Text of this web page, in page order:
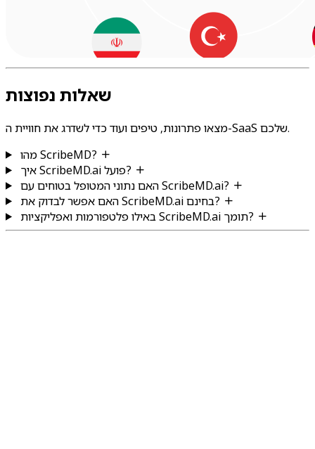
שאלות נפוצות
מצאו פתרונות, טיפים ועוד כדי לשדרג את חוויית ה-SaaS שלכם.
מהו ScribeMD?
איך ScribeMD.ai פועל?
האם נתוני המטופל בטוחים עם ScribeMD.ai?
האם אפשר לבדוק את ScribeMD.ai בחינם?
באילו פלטפורמות ואפליקציות ScribeMD.ai תומך?